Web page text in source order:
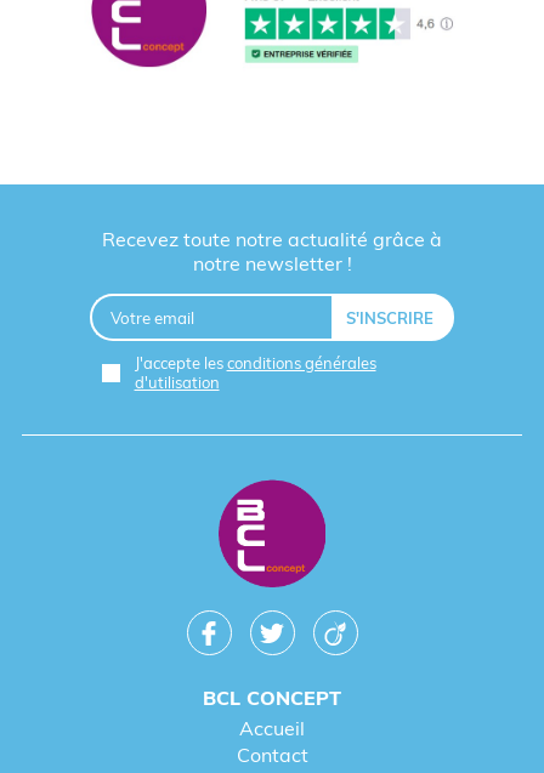
Recevez toute notre actualité grâce à
notre newsletter !
J'accepte lesconditions générales
d'utilisation
BCL CONCEPT
Accueil
Contact